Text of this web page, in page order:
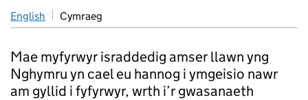
English Cymraeg
Mae myfyrwyr israddedig amser llawn yng
Nghymru yn cael eu hannog i ymgeisio nawr
am gyllid i fyfyrwyr, wrth i’r gwasanaeth